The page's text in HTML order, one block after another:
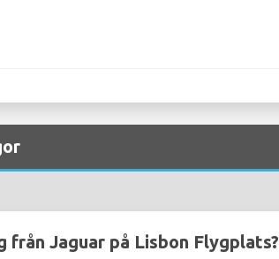
Jaguar på Lisbon Flygplats?